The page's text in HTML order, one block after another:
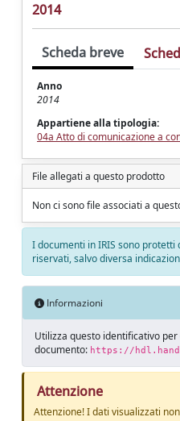
2014
Scheda breve
Anno
2014
Appartiene alla tipologia:
04a Atto di comunicazione a
File allegati a questo prodotto
Non ci sono file associati a
I documenti in IRIS sono
riservati, salvo diversa
Informazioni
Utilizza questo identificativo
documento: https://
Attenzione
Attenzione! I dati visualizzati